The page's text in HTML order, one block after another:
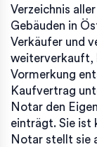
Verzeichnis
Gebäuden in
Verkäufer und
weiterverkauft,
Vormerkung
Kaufvertrag
Notar den
einträgt. Sie ist
Notar stellt sie